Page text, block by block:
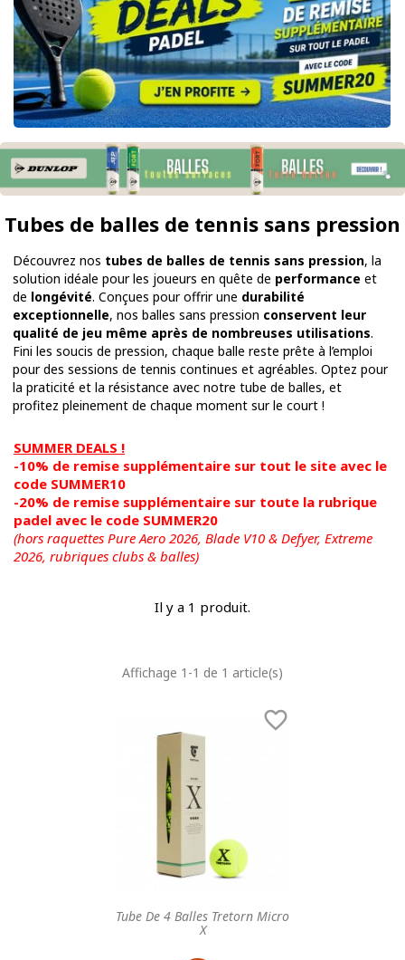
Tubes de balles de tennis sans pression
Découvrez nos tubes de balles de tennis sans pression, la
solution idéale pour les joueurs en quête de performance et
de longévité. Conçues pour offrir une durabilité
exceptionnelle, nos balles sans pression conservent leur
qualité de jeu même après de nombreuses utilisations.
Fini les soucis de pression, chaque balle reste prête à l’emploi
pour des sessions de tennis continues et agréables. Optez pour
la praticité et la résistance avec notre tube de balles, et
profitez pleinement de chaque moment sur le court !
SUMMER DEALS !
-10% de remise supplémentaire sur tout le site avec le
code SUMMER10
-20% de remise supplémentaire sur toute la rubrique
padel avec le code SUMMER20
(hors raquettes Pure Aero 2026, Blade V10 & Defyer, Extreme
2026, rubriques clubs & balles)
Il y a 1 produit.
Affichage 1-1 de 1 article(s)
Tube De 4 Balles Tretorn Micro
X
